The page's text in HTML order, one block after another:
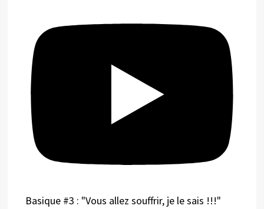
Basique #3 : "Vous allez souffrir, je le sais !!!"